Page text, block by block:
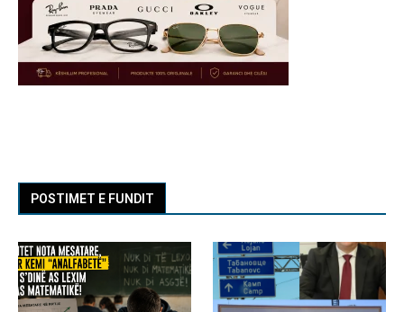
POSTIMET E FUNDIT